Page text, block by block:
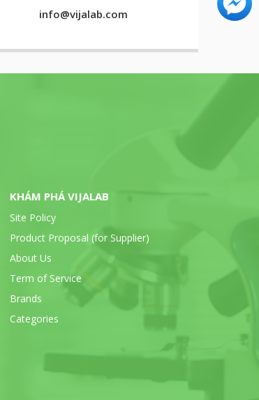
info@vijalab.com
KHÁM PHÁ VIJALAB
Site Policy
Product Proposal (for Supplier)
About Us
Term of Service
Brands
Categories